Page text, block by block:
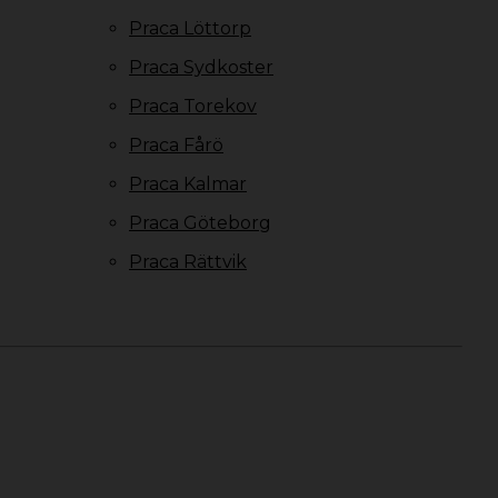
Praca Löttorp
Praca Sydkoster
Praca Torekov
Praca Fårö
Praca Kalmar
Praca Göteborg
Praca Rättvik